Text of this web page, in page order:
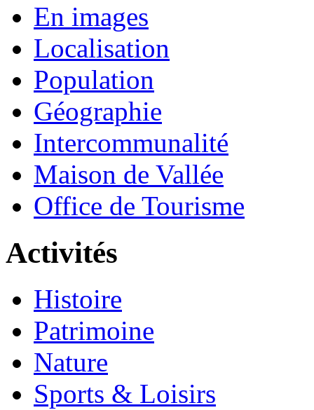
En images
Localisation
Population
Géographie
Intercommunalité
Maison de Vallée
Office de Tourisme
Activités
Histoire
Patrimoine
Nature
Sports & Loisirs